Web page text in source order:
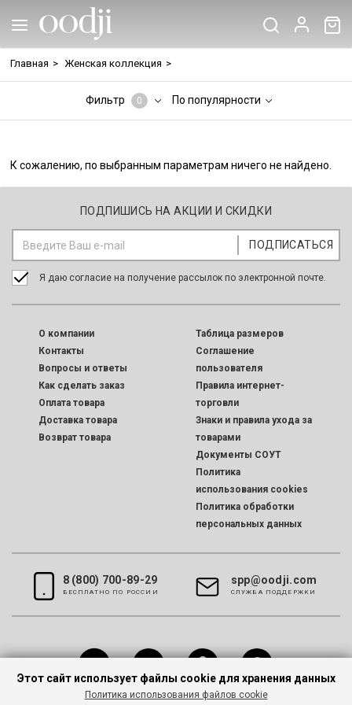
Главная > Женская коллекция >
Фильтр 0 По популярности
К сожалению, по выбранным параметрам ничего не найдено.
ПОДПИШИСЬ НА АКЦИИ И СКИДКИ
Я даю согласие на получение рассылок по электронной почте.
O компании
Контакты
Вопросы и ответы
Как сделать заказ
Оплата товара
Доставка товара
Возврат товара
Таблица размеров
Соглашение
пользователя
Правила интернет-
торговли
Знаки и правила ухода за
товарами
Документы СОУТ
Политика
использования cookies
Политика обработки
персональных данных
8 (800) 700-89-29
БЕСПЛАТНО ПО РОССИИ
spp@oodji.com
CЛУЖБА ПОДДЕРЖКИ
Этот сайт использует файлы cookie для хранения данных
Политика использования файлов cookie